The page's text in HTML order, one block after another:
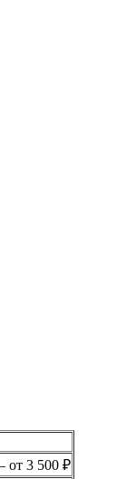
от 3 500 ₽